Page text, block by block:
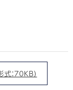
：70KB）